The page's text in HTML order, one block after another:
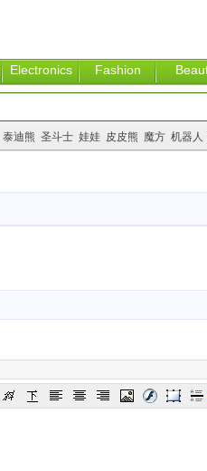
Electronics Fashion
泰迪熊 圣斗士 娃娃 皮皮熊 魔方 机器人